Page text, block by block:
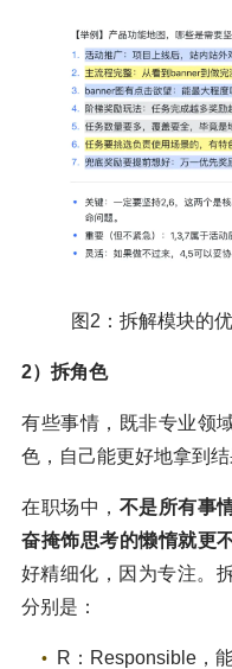
图2：拆解模块的
2）拆角色
有些事情，既非专业领
色，自己能更好地拿到结
在职场中， 不是所有事
奋掩饰思考的懒惰就更
好精细化，因为专注。
分别是：
R：Responsible，